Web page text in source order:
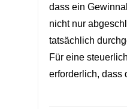
dass ein
nicht nur
tatsächlich
Für eine
erforderlich, dass